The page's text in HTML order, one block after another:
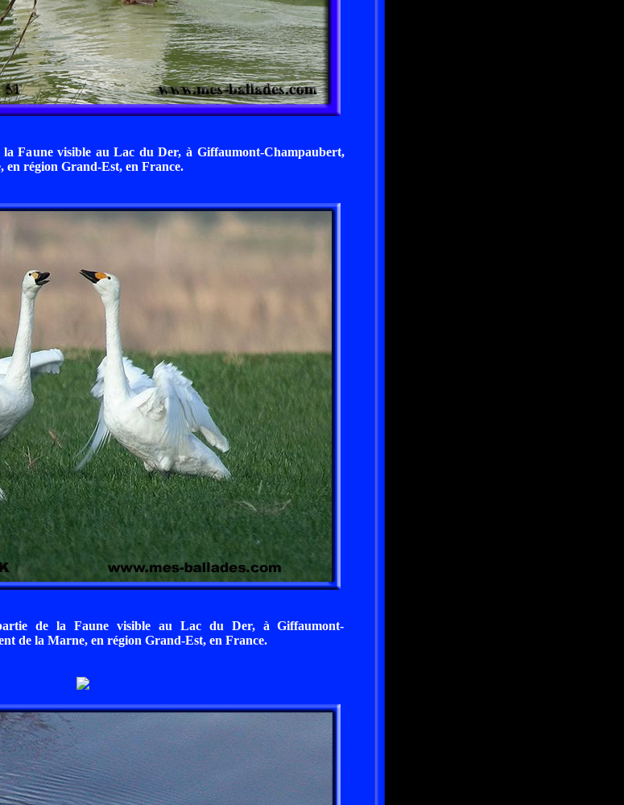
Faune visible au Lac du Der, à Giffaumont-Champaubert,
en région Grand-Est, en France.
de la Faune visible au Lac du Der, à Giffaumont-
de la Marne, en région Grand-Est, en France.